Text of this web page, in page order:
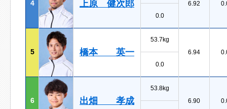
4 上原 健次郎
6.92
0.0
5 橋本 英一
53.7kg
6.94
0.0
6 出畑 孝成
53.8kg
6.90